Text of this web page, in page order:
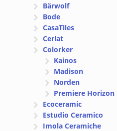
Bärwolf
Bode
CasaTiles
Cerlat
Colorker
Kainos
Madison
Norden
Premiere Horizon
Ecoceramic
Estudio Ceramico
Imola Ceramiche